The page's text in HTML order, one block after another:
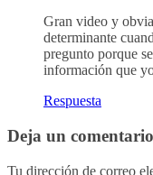
Gran video y
determinante
pregunto porque
información que
Respuesta
Deja un comentario
Tu dirección de correo